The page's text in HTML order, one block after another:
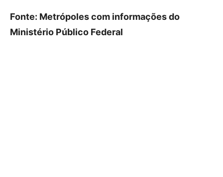
Fonte: Metrópoles com informações do
Ministério Público Federal